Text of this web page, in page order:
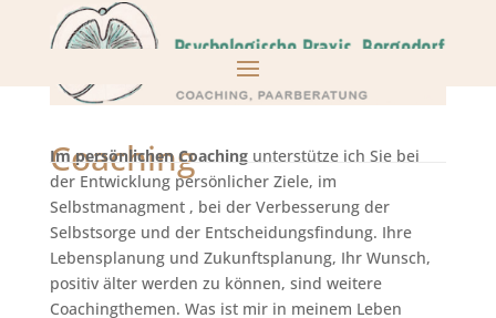
Coaching
Im persönlichen Coaching unterstütze ich Sie bei
der Entwicklung persönlicher Ziele, im
Selbstmanagment , bei der Verbesserung der
Selbstsorge und der Entscheidungsfindung. Ihre
Lebensplanung und Zukunftsplanung, Ihr Wunsch,
positiv älter werden zu können, sind weitere
Coachingthemen. Was ist mir in meinem Leben